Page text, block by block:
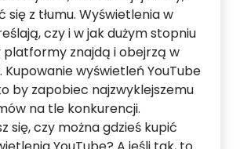
się z tłumu. Wyświetlenia w
czy i w jak dużym stopniu
platformy znajdą i obejrzą w
Kupowanie wyświetleń YouTube
by zapobiec najzwyklejszemu
na tle konkurencji.
się, czy można gdzieś kupić